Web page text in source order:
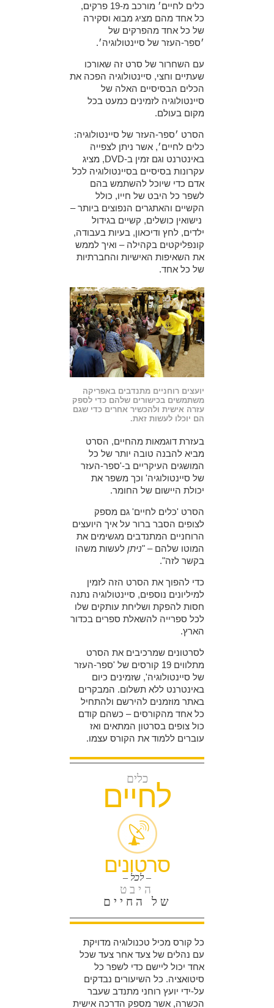
כלים לחיים׳ מורכב מ-19 פרקים,
כל אחד מהם מציג מבוא וסקירה
של כל אחד מהפרקים של
׳ספר-העזר של סיינטולוגיה׳.
עם השחרור של סרט זה שאורכו
שעתיים וחצי, סיינטולוגיה הפכה את
הכלים הבסיסיים האלה של
סיינטולוגיה לזמינים כמעט בכל
מקום בעולם.
הסרט ׳ספר-העזר של סיינטולוגיה:
כלים לחיים׳, אשר ניתן לצפייה
באינטרנט וגם זמין ב-DVD, מציג
עקרונות בסיסיים בסיינטולוגיה לכל
אדם כדי שיוכל להשתמש בהם
לשפר כל היבט של חייו, כולל
הקשיים והאתגרים הנפוצים ביותר –
נישואין כושלים, קשיים בגידול
ילדים, לחץ ודיכאון, בעיות בעבודה,
קונפליקטים בקהילה – ואיך לממש
את השאיפות האישיות והחברתיות
של כל אחד.
יועצים רוחניים מתנדבים באפריקה
משתמשים בכישורים שלהם כדי לספק
עזרה אישית ולהכשיר אחרים כדי שגם
הם יוכלו לעשות זאת.
בעזרת דוגמאות מהחיים, הסרט
מביא להבנה טובה יותר של כל
המושגים העיקריים ב-'ספר-העזר
של סיינטולוגיה' וכך משפר את
יכולת היישום של החומר.
הסרט 'כלים לחיים' גם מספק
לצופים הסבר ברור על איך היועצים
הרוחניים המתנדבים מגשימים את
המוטו שלהם – "ניתן לעשות משהו
בקשר לזה".
כדי להפוך את הסרט הזה לזמין
למיליונים נוספים, סיינטולוגיה נתנה
חסות להפקת ושליחת עותקים שלו
לכל ספרייה להשאלת ספרים בכדור
הארץ.
לסרטונים שמרכיבים את הסרט
מתלווים 19 קורסים של 'ספר-העזר
של סיינטולוגיה', שזמינים כיום
באינטרנט ללא תשלום. המבקרים
באתר מוזמנים להירשם ולהתחיל
כל אחד מהקורסים – כשהם קודם
כול צופים בסרטון המתאים ואז
עוברים ללמוד את הקורס עצמו.
כלים
לחיים
סרטונים
– לכל –
היבט
של החיים
כל קורס מכיל טכנולוגיה מדויקת
עם נהלים של צעד אחר צעד שכל
אחד יכול ליישם כדי לשפר כל
סיטואציה. כל השיעורים נבדקים
על-ידי יועץ רוחני מתנדב שעבר
הכשרה, אשר מספק הדרכה אישית